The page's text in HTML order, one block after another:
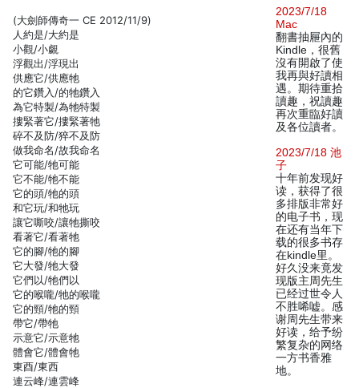
(大劍師傳奇一 CE 2012/11/9)
人約是/大約是
小觀/小覷
浮觀出/浮現出
供應它/供應牠
的它鑽入/的牠鑽入
為它特製/為牠特製
摟緊著它/摟緊著牠
碎不及防/猝不及防
做我命名/故我命名
它可能/牠可能
它不能/牠不能
它的頭/牠的頭
和它玩/和牠玩
讓它嘶咬/讓牠撕咬
看著它/看著牠
它的腳/牠的腳
它大發/牠大發
它們以/牠們以
它的喉嚨/牠的喉嚨
它的頸/牠的頸
帶它/帶牠
示意它/示意牠
體會它/體會牠
東酉/東西
連云峰/連雲峰
2023/7/18
Mac
翻書抽屜內的
Kindle，很舊
沒有開啟了使
我再與好讀相
遇。期待重拾
讀趣，祝讀趣
再次重臨好讀
及各位讀者。
2023/7/18 池
子
十年前发现好
读，获得了很
多排版非常好
的电子书，现
在还有当年下
载的很多书存
在kindle里。
好久没来竟发
现版主周先生
已经过世令人
不胜唏嘘。感
谢周先生带来
好读，给予纷
繁复杂的网络
一方书香雅
地。